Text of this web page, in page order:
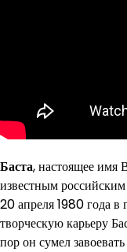
Баста, настоящее имя
известным
20 апреля 1980 года
творческую карьеру
пор он сумел